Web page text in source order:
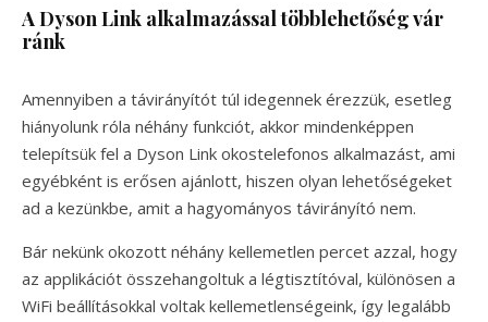
A Dyson Link alkalmazással többlehetőség vár
ránk
Amennyiben a távirányítót túl idegennek érezzük, esetleg
hiányolunk róla néhány funkciót, akkor mindenképpen
telepítsük fel a Dyson Link okostelefonos alkalmazást, ami
egyébként is erősen ajánlott, hiszen olyan lehetőségeket
ad a kezünkbe, amit a hagyományos távirányító nem.
Bár nekünk okozott néhány kellemetlen percet azzal, hogy
az applikációt összehangoltuk a légtisztítóval, különösen a
WiFi beállításokkal voltak kellemetlenségeink, így legalább